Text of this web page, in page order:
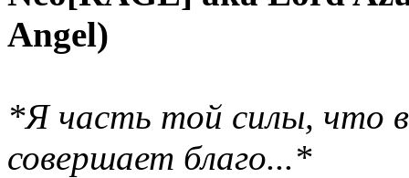
Angel)
*Я часть той силы, что
совершает благо...*